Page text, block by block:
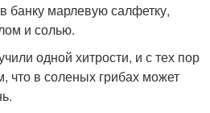
банку марлевую салфетку,
и солью.
одной хитрости, и с тех пор
что в соленых грибах может